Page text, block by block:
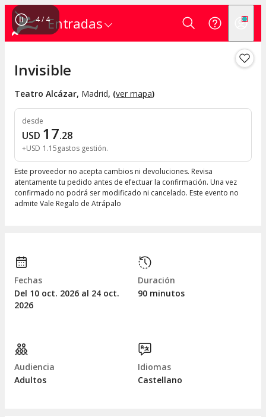
Entradas
4/ 4
Invisible
Teatro Alcázar, Madrid, (ver mapa)
desde
USD 17.28
+USD 1 .15gastos gestión
Este proveedor no acepta cambios ni devoluciones. Revisa
atentamente tu pedido antes de efectuar la confirmación. Una vez
confirmado no podrá ser modificado ni cancelado. Este evento no
admite Vale Regalo de Atrápalo
Fechas
Del 10 oct. 2026 al 24 oct.
2026
Duración
90 minutos
Audiencia
Adultos
Idiomas
Castellano